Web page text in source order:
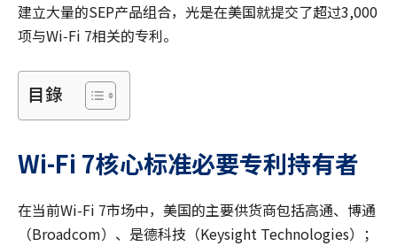
建立大量的SEP产品组合，光是在美国就提交了超过3,000
项与Wi‑Fi 7相关的专利。
目錄
Wi-Fi 7核心标准必要专利持有者
在当前Wi-Fi 7市场中，美国的主要供货商包括高通、博通
（Broadcom）、是德科技（Keysight Technologies）；